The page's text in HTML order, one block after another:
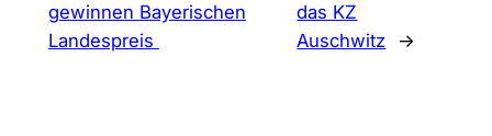
gewinnen Bayerischen
Landespreis
das KZ
Auschwitz
→